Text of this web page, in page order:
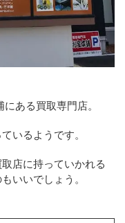
ある買取専門店。
いるようです。
店に持っていかれる
いいでしょう。